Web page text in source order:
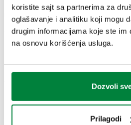
koristite sajt sa partnerima za
oglašavanje i analitiku koji mogu
drugim informacijama koje ste im
na osnovu korišćenja usluga.
Dozvoli
Prilagodi
Broj dela Priključak
G 1" (ISO 228-1) ŽN